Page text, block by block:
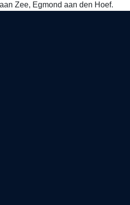
Zee, Egmond aan den Hoef.